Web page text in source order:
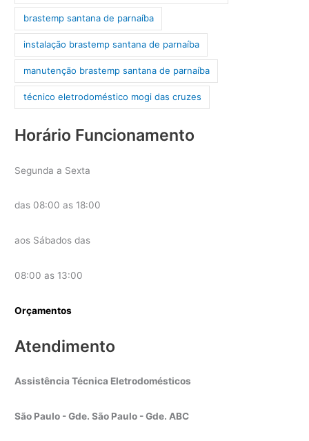
brastemp santana de parnaíba
instalação brastemp santana de parnaíba
manutenção brastemp santana de parnaíba
técnico eletrodoméstico mogi das cruzes
Horário Funcionamento
Segunda a Sexta
das 08:00 as 18:00
aos Sábados das
08:00 as 13:00
Orçamentos
Atendimento
Assistência Técnica Eletrodomésticos
São Paulo - Gde. São Paulo - Gde. ABC